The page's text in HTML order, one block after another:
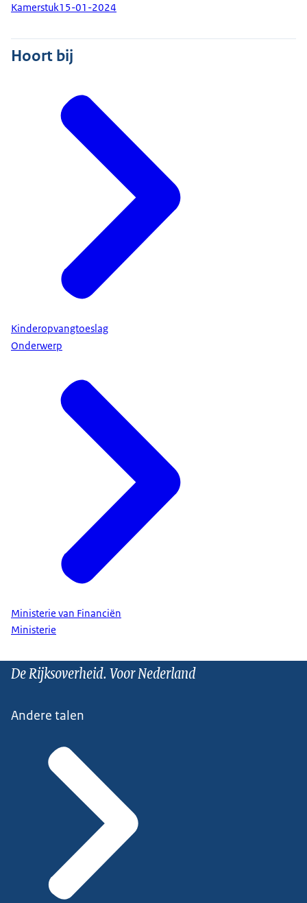
Kamerstuk15-01-2024
Hoort bij
Kinderopvangtoeslag
Onderwerp
Ministerie van Financiën
Ministerie
De Rijksoverheid. Voor Nederland
Andere talen